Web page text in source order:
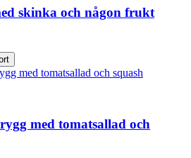
skinka och någon frukt
med tomatsallad och